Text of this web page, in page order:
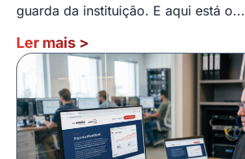
guarda da instituição. E aqui está o...
Ler mais >